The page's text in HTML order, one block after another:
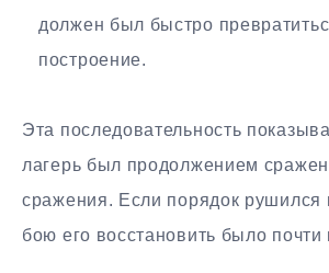
должен был быстро
построение.
Эта последовательность
лагерь был продолжением
сражения. Если порядок рушился
бою его восстановить было